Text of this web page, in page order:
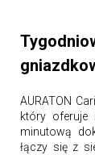
AURATON
który oferuje
minutową
łączy się z